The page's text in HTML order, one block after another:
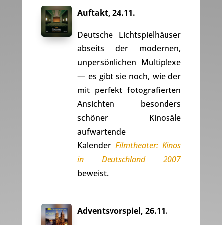
Auftakt, 24.11.
Deutsche Lichtspielhäuser
abseits der modernen,
unpersönlichen Multiplexe
— es gibt sie noch, wie der
mit perfekt fotografierten
Ansichten besonders
schöner Kinosäle
aufwartende
Kalender Filmtheater: Kinos
in Deutschland 2007
beweist.
Adventsvorspiel, 26.11.